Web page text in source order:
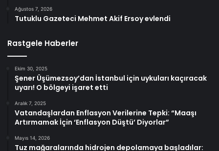
Ağustos 7, 2026
Tutuklu Gazeteci Mehmet Akif Ersoy evlendi
Rastgele Haberler
Ekim 30, 2025
Şener Üşümezsoy’dan İstanbul için uykuları kaçıracak
uyarı! O bölgeyi işaret etti
Aralık 7, 2025
Vatandaşlardan Enflasyon Verilerine Tepki: “Maaşı
Artırmamak İçin ‘Enflasyon Düştü’ Diyorlar”
Mayıs 14, 2026
Tuz mağaralarında hidrojen depolamaya başladılar: